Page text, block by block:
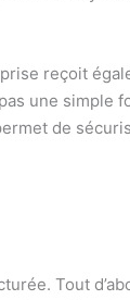
reçoit
une simple
de
Tout